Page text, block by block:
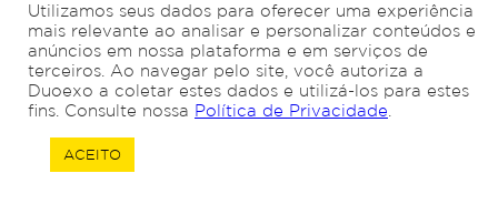
Utilizamos seus dados para oferecer uma experiência
mais relevante ao analisar e personalizar conteúdos e
anúncios em nossa plataforma e em serviços de
terceiros. Ao navegar pelo site, você autoriza a
Duoexo a coletar estes dados e utilizá-los para estes
fins. Consulte nossa Política de Privacidade
ACEITO